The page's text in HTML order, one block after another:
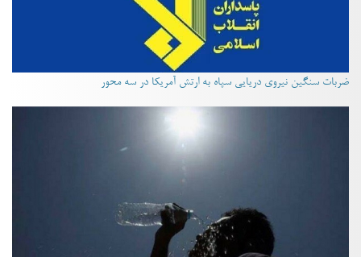
ضربات سنگین نیروی دریایی سپاه به ارتش آمریکا در سه محور